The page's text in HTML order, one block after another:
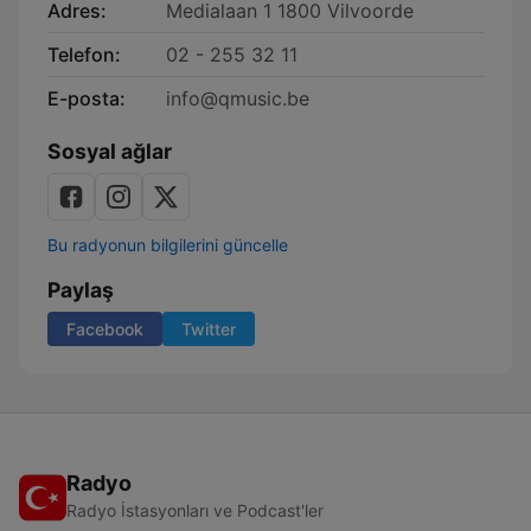
Adres:
Medialaan 1 1800 Vilvoorde
Telefon:
02 - 255 32 11
E-posta:
info@qmusic.be
Sosyal ağlar
Bu radyonun bilgilerini güncelle
Paylaş
Facebook Twitter
Radyo
Radyo İstasyonları ve Podcast'ler